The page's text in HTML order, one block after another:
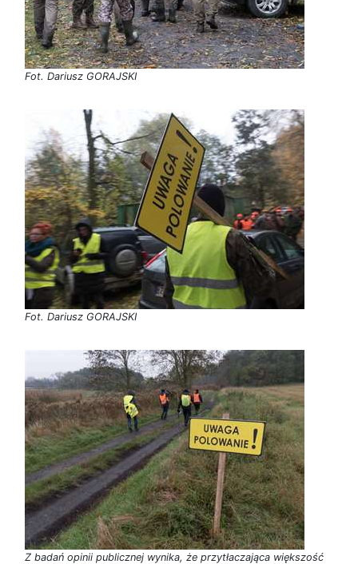
Fot. Dariusz GORAJSKI
Fot. Dariusz GORAJSKI
Z badań opinii publicznej wynika, że przytłaczająca większość